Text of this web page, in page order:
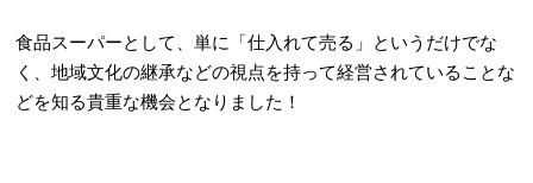
食品スーパーとして、単に「仕入れて売る」というだけでな
く、地域文化の継承などの視点を持って経営されていることな
どを知る貴重な機会となりました！